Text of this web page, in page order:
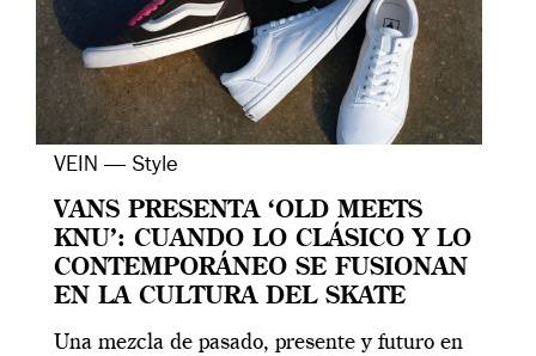
VEIN — Style
VANS PRESENTA ‘OLD MEETS
KNU’: CUANDO LO CLÁSICO Y LO
CONTEMPORÁNEO SE FUSIONAN
EN LA CULTURA DEL SKATE
Una mezcla de pasado, presente y futuro en